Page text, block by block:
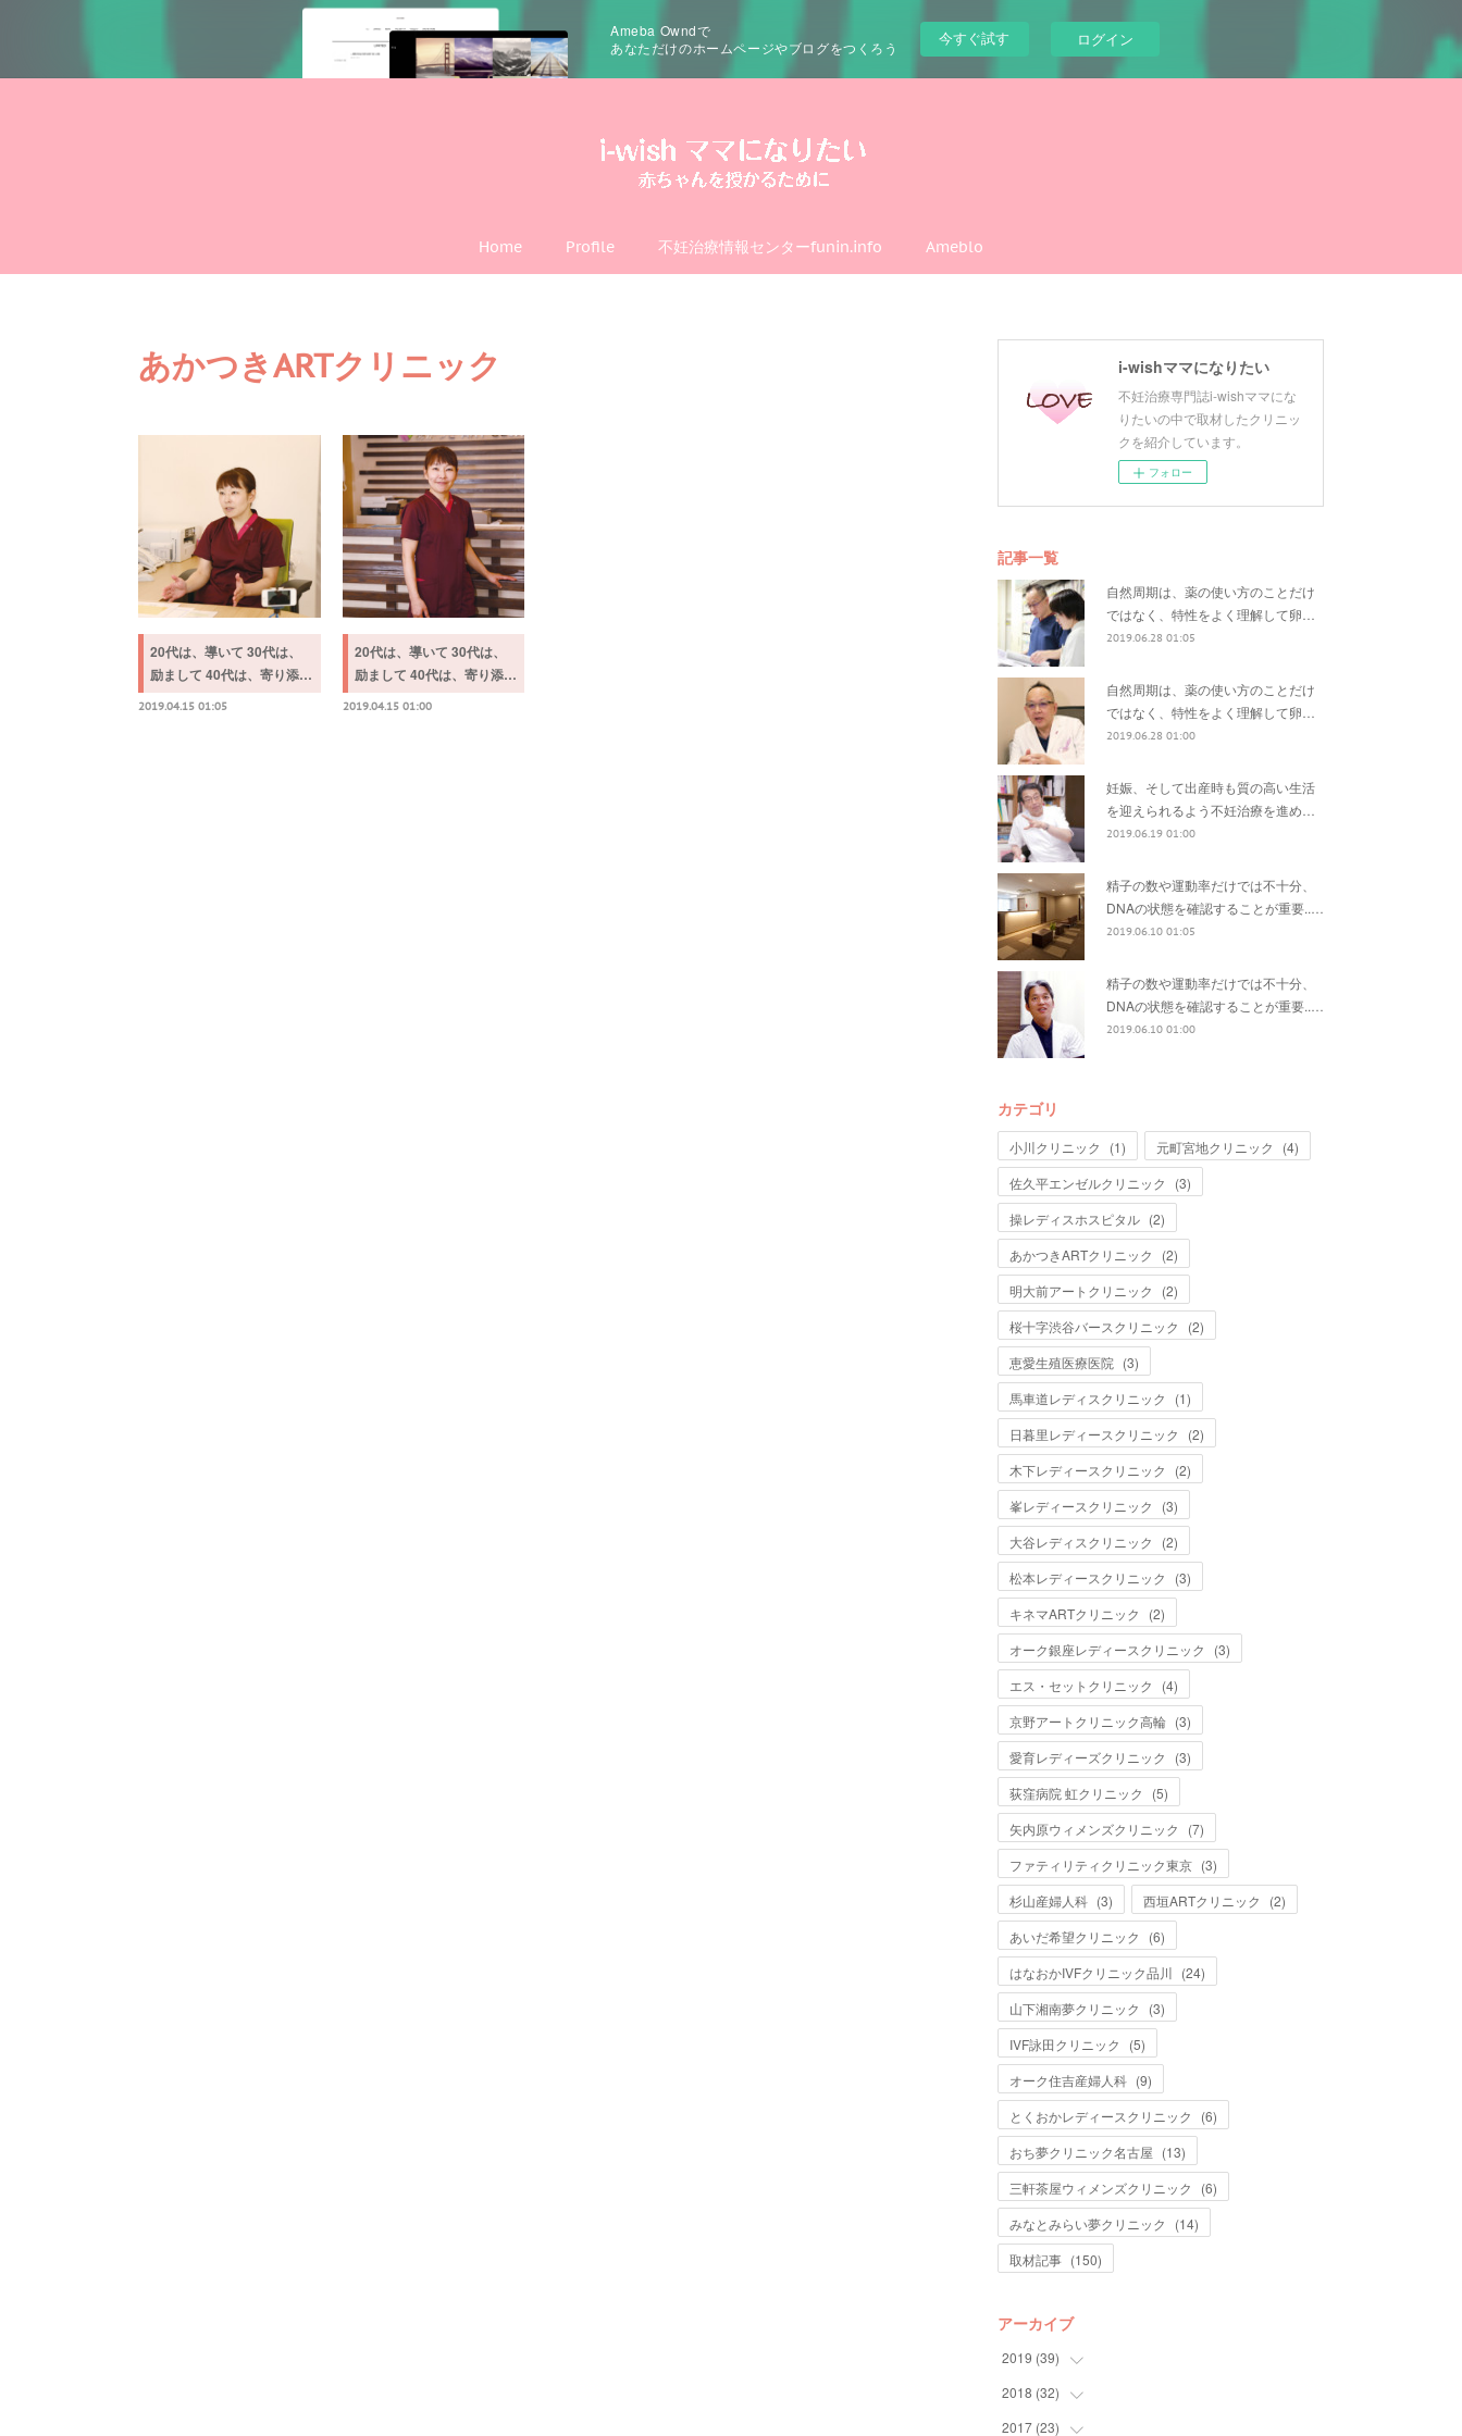
Ameba Owndで
あなただけのホームページやブログをつくろう
今すぐ試す ログイン
Home Profile 不妊治療情報センターfunin.info Ameblo
あかつきARTクリニック
20代は、導いて 30代は、
励まして 40代は、寄り添…
2019.04.15 01:05
20代は、導いて 30代は、
励まして 40代は、寄り添…
2019.04.15 01:00
i-wishママになりたい
不妊治療専門誌i-wishママにな
りたいの中で取材したクリニッ
クを紹介しています。
フォロー
記事一覧
自然周期は、薬の使い方のことだけ
ではなく、特性をよく理解して卵…
2019.06.28 01:05
自然周期は、薬の使い方のことだけ
ではなく、特性をよく理解して卵…
2019.06.28 01:00
妊娠、そして出産時も質の高い生活
を迎えられるよう不妊治療を進め…
2019.06.19 01:00
精子の数や運動率だけでは不十分、
DNAの状態を確認することが重要..…
2019.06.10 01:05
精子の数や運動率だけでは不十分、
DNAの状態を確認することが重要..…
2019.06.10 01:00
カテゴリ
小川クリニック (1) 元町宮地クリニック (4)
佐久平エンゼルクリニック
(3)
操レディスホスピタル (2)
あかつきARTクリニック
(2)
明大前アートクリニック
(2)
桜十字渋谷バースクリニック
(2)
恵愛生殖医療医院 (3)
馬車道レディスクリニック
(1)
日暮里レディースクリニック
(2)
木下レディースクリニック
(2)
峯レディースクリニック
(3)
大谷レディスクリニック
(2)
松本レディースクリニック
(3)
キネマARTクリニック
(2)
オーク銀座レディースクリニック
(3)
エス・セットクリニック
(4)
京野アートクリニック高輪 (3)
愛育レディーズクリニック
(3)
荻窪病院 虹クリニック
(5)
矢内原ウィメンズクリニック
(7)
ファティリティクリニック東京 (3)
杉山産婦人科 (3) 西垣ARTクリニック (2)
あいだ希望クリニック
(6)
はなおかIVFクリニック品川 (24)
山下湘南夢クリニック
(3)
IVF詠田クリニック
(5)
オーク住吉産婦人科 (9)
とくおかレディースクリニック
(6)
おち夢クリニック名古屋 (13)
三軒茶屋ウィメンズクリニック
(6)
みなとみらい夢クリニック
(14)
取材記事 (150)
アーカイブ
2019 (39)
(7
(10 )
2018 (32)
(5
2017 (23)